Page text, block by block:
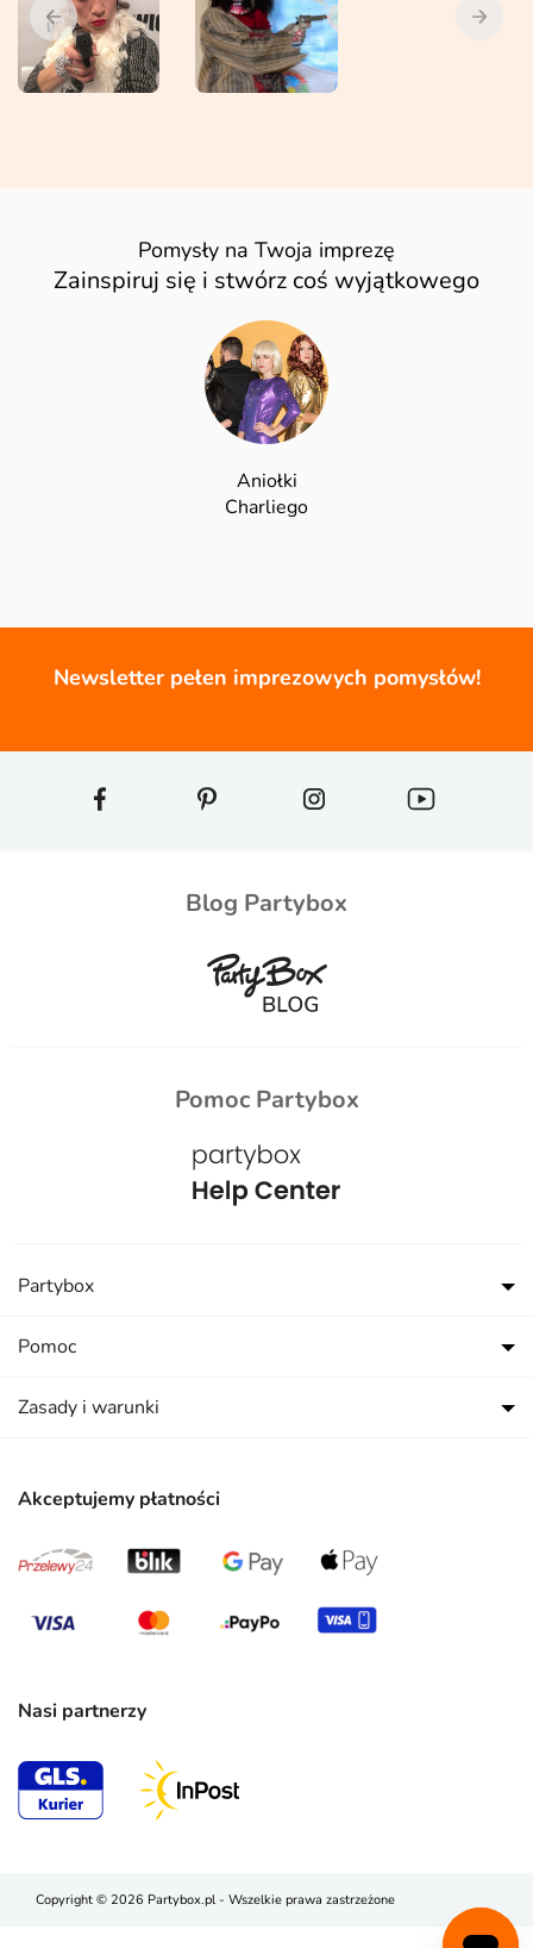
Pomysły na Twoja imprezę
Zainspiruj się i stwórz coś wyjątkowego
Aniołki
Charliego
Newsletter pełen imprezowych pomysłów!
Blog Partybox
Pomoc Partybox
Akceptujemy płatności
Nasi partnerzy
Partybox
Pomoc
Zasady i warunki
Copyright © 2026 Partybox.pl - Wszelkie prawa zastrzeżone